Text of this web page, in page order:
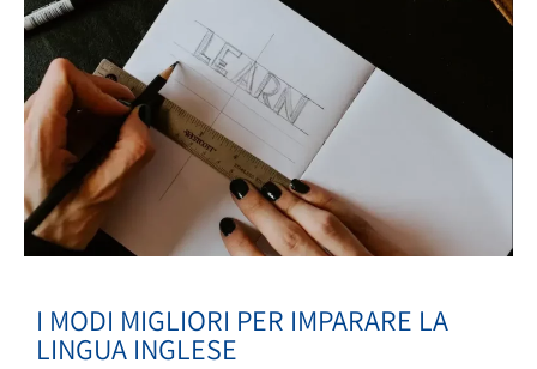
I MODI MIGLIORI PER IMPARARE LA
LINGUA INGLESE